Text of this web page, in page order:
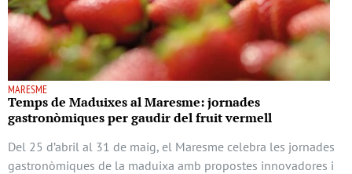
MARESME
Temps de Maduixes al Maresme: jornades
gastronòmiques per gaudir del fruit vermell
Del 25 d’abril al 31 de maig, el Maresme celebra les jornades
gastronòmiques de la maduixa amb propostes innovadores i